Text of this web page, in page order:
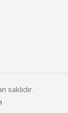
saklıdır.